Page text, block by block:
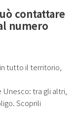
contattare
numero
in tutto il territorio,
tra gli altri,
Scoprili